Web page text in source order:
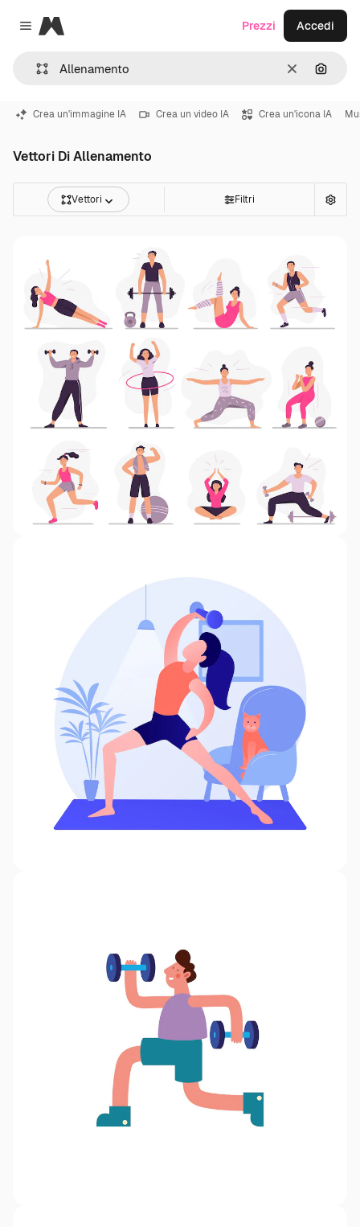
Close menu
Magnific
CancellaCerca
Prezzi Accedi
Crea un'immagine IA Crea un video IA Crea un'icona IA
Vettori Di Allenamento
Vettori Filtri